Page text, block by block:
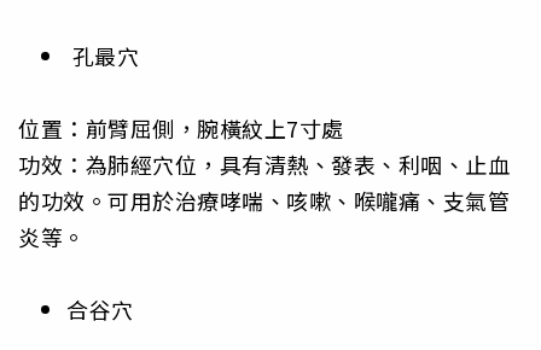
孔最穴
位置：前臂屈側，腕橫紋上7寸處
功效：為肺經穴位，具有清熱、發表、利咽、止血
的功效。可用於治療哮喘、咳嗽、喉嚨痛、支氣管
炎等。
合谷穴